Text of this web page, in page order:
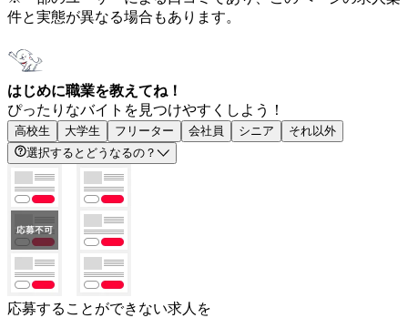
件と実態が異なる場合もあります。
はじめに職業を教えてね！
ぴったりなバイトを見つけやすくしよう！
高校生 大学生 フリーター 会社員 シニア
それ以外
選択するとどうなるの？
応募することができない求人を